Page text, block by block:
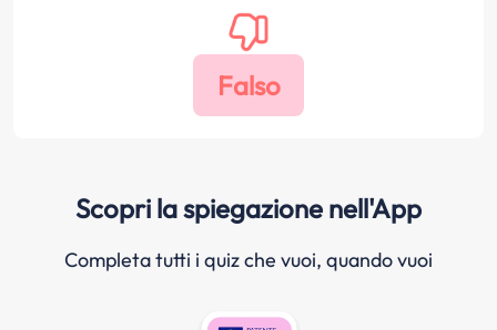
Scopri la spiegazione nell'App
Completa tutti i quiz che vuoi, quando vuoi